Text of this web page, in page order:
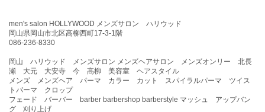
men's salon HOLLYWOOD メンズサロン ハリウッド
岡山県岡山市北区高柳西町17-3-1階
086-236-8330
岡山 ハリウッド メンズサロン メンズヘアサロン メンズオンリー 北長
瀬 大元 大安寺 今 高柳 美容室 ヘアスタイル
メンズ メンズヘア パーマ カラー カット スパイラルパーマ ツイス
トパーマ クロップ
フェード バーバー barber barbershop barberstyle マッシュ アップバン
グ 刈り上げ